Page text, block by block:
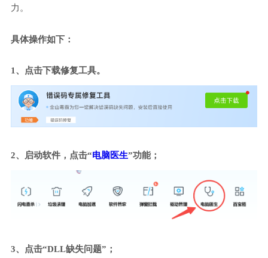
力。
具体操作如下：
1、点击下载修复工具。
2、启动软件，点击“电脑医生”功能；
3、点击“DLL缺失问题”；